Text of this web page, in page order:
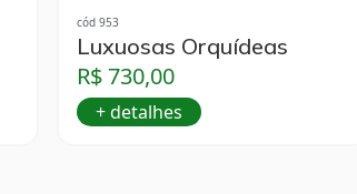
cód 953
Luxuosas Orquídeas
R$ 730,00
+ detalhes